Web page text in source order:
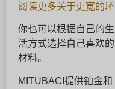
阅读更多关于更宽的环
你也可以根据自己的生
活方式选择自己喜欢的
材料。
MITUBACI提供铂金和